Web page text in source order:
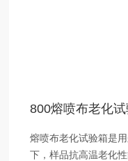
800熔喷布老化
熔喷布老化试验箱是
下，样品抗高温老化